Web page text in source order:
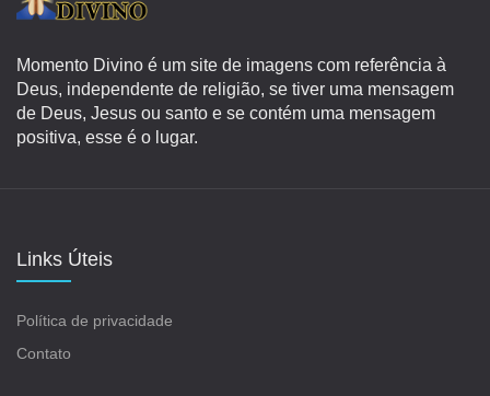
Momento Divino é um site de imagens com referência à
Deus, independente de religião, se tiver uma mensagem
de Deus, Jesus ou santo e se contém uma mensagem
positiva, esse é o lugar.
Links Úteis
Política de privacidade
Contato